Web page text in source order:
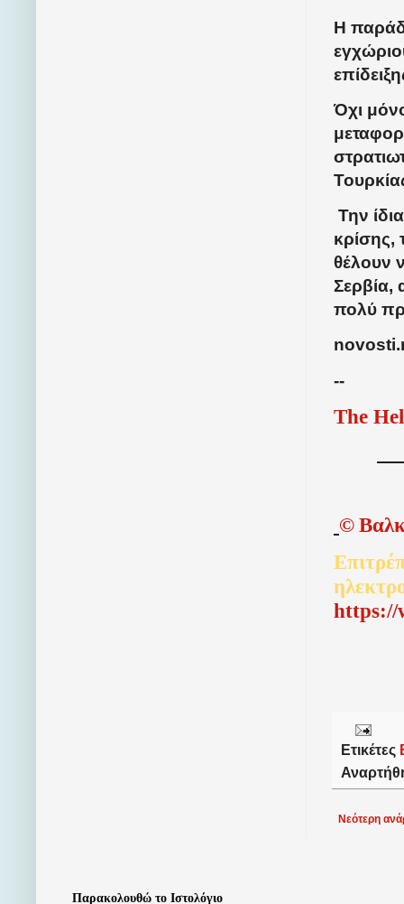
Η
Όχι
Την
κρίσης,
θέλουν
Σερβία,
πολύ
--
The
©
https://
Ετικέτες
Νεότερη
Παρακολουθώ το Ιστολόγιο